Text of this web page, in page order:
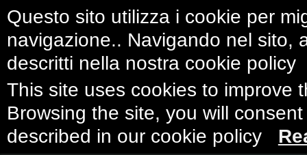
Questo sito utilizza i cookie per
navigazione.. Navigando nel sito,
descritti nella nostra cookie
This site uses cookies to improve
Browsing the site, you will
described in our cookie policy